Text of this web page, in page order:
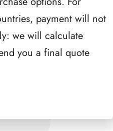
payment will not
we will calculate
you a final quote